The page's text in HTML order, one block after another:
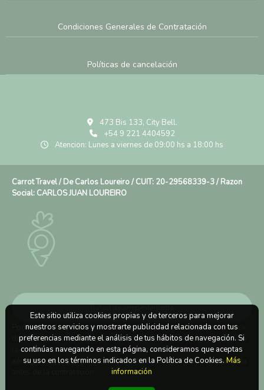
Condiciones Generales de Contratación
Políticas de cancelación
473 Bis 133, City Bell.
+54 9 221 4404592
Atencion: Lunes a viernes de 09:00 hs a 18:00 hs
Carrot Travel / De Carlos Loureiro / CUIT: 20-29568339-3 / Razon
Social: CARLOS JUAN LOUREIRO
Boton de arrepentimiento
Podés cancelar tus compras realizadas de forma online o telefonica
dentro de un plazo máximo de 10 días desde la fecha que realizaste
la compra (Disp.954/2025). Según decreto 809/2024 las tarifas
aéreas se rigen por política tarifaria de la compañía aérea informada
Este sitio utiliza cookies propias y de terceros para mejorar
nuestros servicios y mostrarte publicidad relacionada con tus
preferencias mediante el análisis de tus hábitos de navegación. Si
continúas navegando en esta página, consideramos que aceptas
su uso en los términos indicados en la Política de Cookies. Más
información